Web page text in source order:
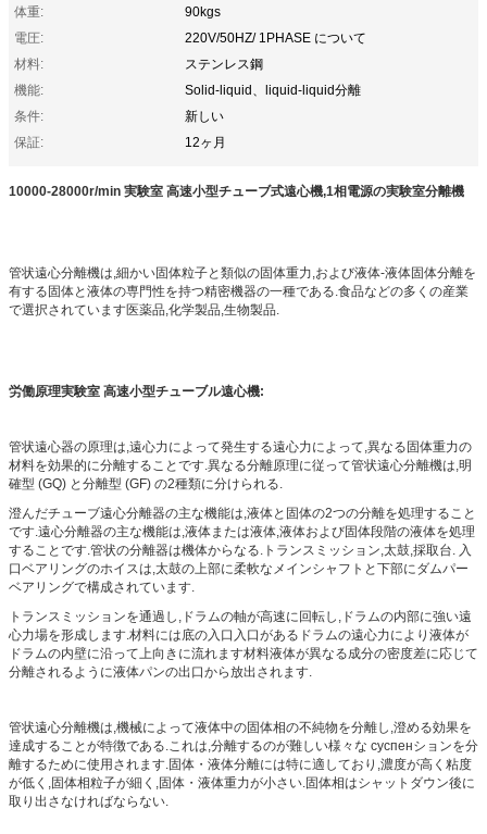
体重:
90kgs
電圧:
220V/50HZ/ 1PHASE について
材料:
ステンレス鋼
機能:
Solid-liquid、liquid-liquid分離
条件:
新しい
保証:
12ヶ月
10000-28000r/min 実験室 高速小型チューブ式遠心機,1相電源の実験室分離機
管状遠心分離機は,細かい固体粒子と類似の固体重力,および液体-液体固体分離を
有する固体と液体の専門性を持つ精密機器の一種である.食品などの多くの産業
で選択されています医薬品,化学製品,生物製品.
労働原理実験室 高速小型チューブル遠心機:
管状遠心器の原理は,遠心力によって発生する遠心力によって,異なる固体重力の
材料を効果的に分離することです.異なる分離原理に従って管状遠心分離機は,明
確型 (GQ) と分離型 (GF) の2種類に分けられる.
澄んだチューブ遠心分離器の主な機能は,液体と固体の2つの分離を処理すること
です.遠心分離器の主な機能は,液体または液体,液体および固体段階の液体を処理
することです.管状の分離器は機体からなる.トランスミッション,太鼓,採取台. 入
口ベアリングのホイスは,太鼓の上部に柔軟なメインシャフトと下部にダムパー
ベアリングで構成されています.
トランスミッションを通過し,ドラムの軸が高速に回転し,ドラムの内部に強い遠
心力場を形成します.材料には底の入口入口があるドラムの遠心力により液体が
ドラムの内壁に沿って上向きに流れます材料液体が異なる成分の密度差に応じて
分離されるように液体パンの出口から放出されます.
管状遠心分離機は,機械によって液体中の固体相の不純物を分離し,澄める効果を
達成することが特徴である.これは,分離するのが難しい様々な суспенションを分
離するために使用されます.固体・液体分離には特に適しており,濃度が高く粘度
が低く,固体相粒子が細く,固体・液体重力が小さい.固体相はシャットダウン後に
取り出さなければならない.